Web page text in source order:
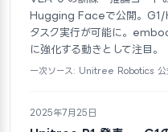
Hugging Faceで公開。G1/
タスク実行が可能に。
に強化する動きとして注目。
一次ソース: Unitree Robotics
2025年7月25日